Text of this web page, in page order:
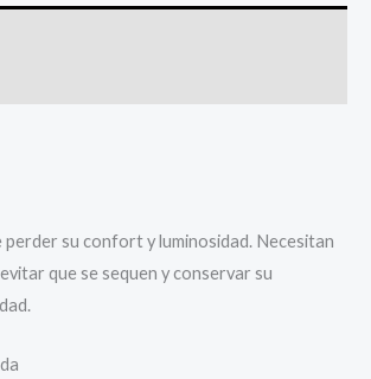
perder su confort y luminosidad. Necesitan
que se sequen y conservar su